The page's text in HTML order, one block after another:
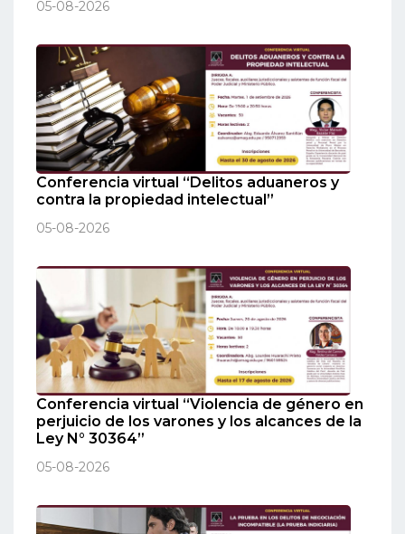
05-08-2026
Conferencia virtual “Delitos aduaneros y
contra la propiedad intelectual”
05-08-2026
Conferencia virtual “Violencia de género en
perjuicio de los varones y los alcances de la
Ley N° 30364”
05-08-2026